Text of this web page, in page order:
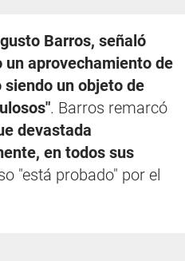
Barros, señaló
un aprovechamiento de
un objeto de
. Barros remarcó
devastada
en todos sus
"está probado" por el